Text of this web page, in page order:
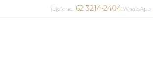
Telefone: 62 3214-2404 WhatsApp: